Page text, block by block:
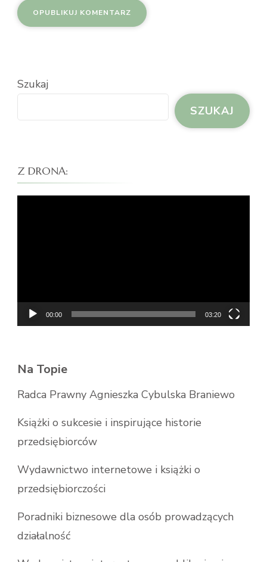
Szukaj
SZUKAJ
Z DRONA:
00:00 03:20
Na Topie
Radca Prawny Agnieszka Cybulska Braniewo
Książki o sukcesie i inspirujące historie
przedsiębiorców
Wydawnictwo internetowe i książki o
przedsiębiorczości
Poradniki biznesowe dla osób prowadzących
działalność